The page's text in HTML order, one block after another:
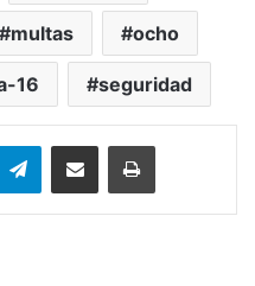
multas ocho
16 seguridad
TelegramEnviar vía email Imprimir